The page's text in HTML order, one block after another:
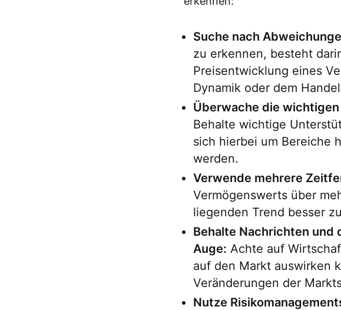
Suche nach
zu erkennen, besteht
Preisentwicklung eines
Dynamik oder dem
Überwache die wichtigen
Behalte wichtige
sich hierbei um Bereiche
werden.
Verwende mehrere
Vermögenswerts über
liegenden Trend besser
Behalte Nachrichten
Auge: Achte auf
auf den Markt auswirken
Veränderungen der
Nutze